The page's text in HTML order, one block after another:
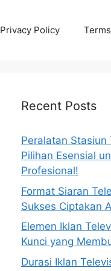
Privacy Policy
Recent Posts
Peralatan Stasiun
Pilihan Esensial
Profesional!
Format Siaran
Sukses Ciptakan
Elemen Iklan
Kunci yang
Durasi Iklan